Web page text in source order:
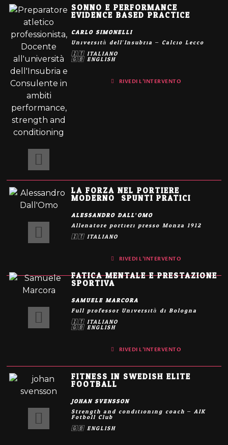
SONNO E PERFORMANCE:
EVIDENCE BASED PRACTICE
CARLO SIMONELLI
Università dell’Insubria – Calcio Lecco
🇮🇹 ITALIANO
🇬🇧 ENGLISH
RIVEDI L'INTERVENTO
LA FORZA NEL PORTIERE
MODERNO: SPUNTI PRATICI
ALESSANDRO DALL’OMO
Allenatore portieri presso Monza 1912
🇮🇹 ITALIANO
RIVEDI L'INTERVENTO
FATICA MENTALE E PRESTAZIONE
SPORTIVA
SAMUELE MARCORA
Full professor Università di Bologna
🇮🇹 ITALIANO
🇬🇧 ENGLISH
RIVEDI L'INTERVENTO
FITNESS IN SWEDISH ELITE
FOOTBALL
JOHAN SVENSSON
Strength and conditioning coach – AIK
Fotboll Club
🇬🇧 ENGLISH